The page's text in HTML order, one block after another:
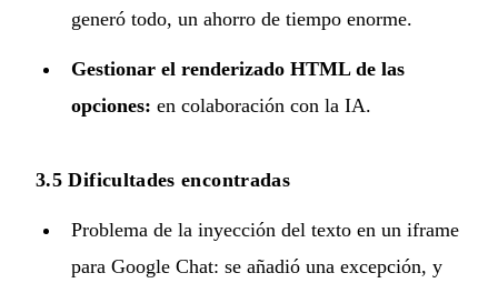
generó todo, un ahorro de tiempo enorme.
Gestionar el renderizado HTML de las
opciones: en colaboración con la IA.
3.5 Dificultades encontradas
Problema de la inyección del texto en un iframe
para Google Chat: se añadió una excepción, y